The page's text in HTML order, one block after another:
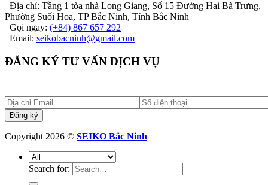
Địa chỉ: Tầng 1 tòa nhà Long Giang, Số 15 Đường Hai Bà Trưng,
Phường Suối Hoa, TP Bắc Ninh, Tỉnh Bắc Ninh
Gọi ngay: (+84) 867 657 292
Email: seikobacninh@gmail.com
ĐĂNG KÝ TƯ VẤN DỊCH VỤ
Copyright 2026 © SEIKO Bắc Ninh
Search for: